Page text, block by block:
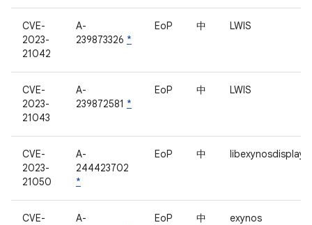
CVE-
2023-
21042
A-
239873326 *
EoP 中 LWIS
CVE-
2023-
21043
A-
239872581 *
EoP 中 LWIS
CVE-
2023-
21050
A-
244423702
*
EoP 中 libexynosdisplay
CVE-
A-
EoP 中 exynos